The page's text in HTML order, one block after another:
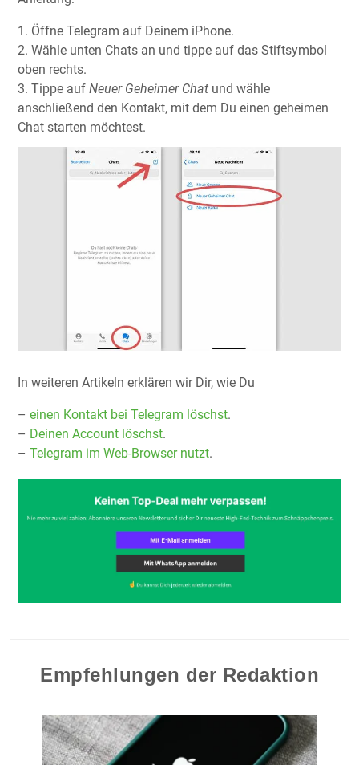
1. Öffne Telegram auf Deinem iPhone.
2. Wähle unten Chats an und tippe auf das Stiftsymbol
oben rechts.
3. Tippe auf Neuer Geheimer Chat und wähle
anschließend den Kontakt, mit dem Du einen geheimen
Chat starten möchtest.
In weiteren Artikeln erklären wir Dir, wie Du
– einen Kontakt bei Telegram löschst.
– Deinen Account löschst.
– Telegram im Web-Browser nutzt.
Empfehlungen der Redaktion